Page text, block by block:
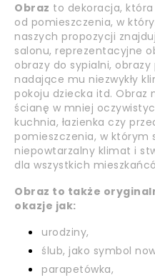
Obraz to dekoracja,
od pomieszczenia, w
naszych propozycji
salonu, reprezentacyjne
obrazy do sypialni,
nadające mu niezwykły
pokoju dziecka itd. Obraz
ścianę w mniej
kuchnia, łazienka czy
pomieszczenia, w którym
niepowtarzalny klimat i
dla wszystkich
Obraz to także
okazje jak:
urodziny,
ślub, jako symbol
parapetówka,